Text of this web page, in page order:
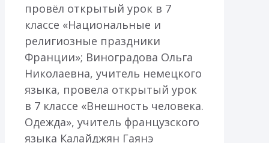
провёл открытый урок в 7
классе «Национальные и
религиозные праздники
Франции»; Виноградова Ольга
Николаевна, учитель немецкого
языка, провела открытый урок
в 7 классе «Внешность человека.
Одежда», учитель французского
языка Калайджян Гаянэ